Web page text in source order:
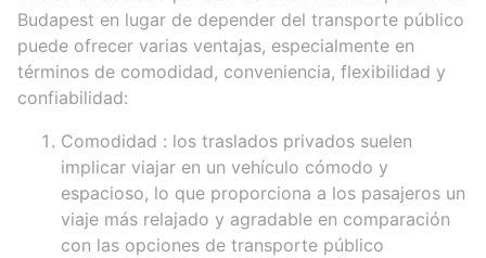
Budapest en lugar de depender del transporte público
puede ofrecer varias ventajas, especialmente en
términos de comodidad, conveniencia, flexibilidad y
confiabilidad:
Comodidad : los traslados privados suelen
implicar viajar en un vehículo cómodo y
espacioso, lo que proporciona a los pasajeros un
viaje más relajado y agradable en comparación
con las opciones de transporte público